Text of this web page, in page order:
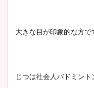
大きな目が印象的な方で
じつは社会人バドミント